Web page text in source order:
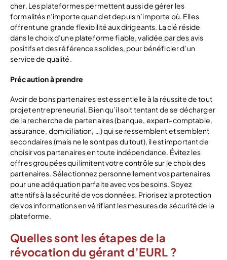
cher. Les plateformes permettent aussi de gérer les
formalités n’importe quand et depuis n’importe où. Elles
offrent une grande flexibilité aux dirigeants. La clé réside
dans le choix d’une plateforme fiable, validée par des avis
positifs et des références solides, pour bénéficier d’un
service de qualité.
Précaution à prendre
Avoir de bons partenaires est essentielle à la réussite de tout
projet entrepreneurial. Bien qu’il soit tentant de se décharger
de la recherche de partenaires (banque, expert-comptable,
assurance, domiciliation, …) qui se ressemblent et semblent
secondaires (mais ne le sont pas du tout), il est important de
choisir vos partenaires en toute indépendance. Évitez les
offres groupées qui limitent votre contrôle sur le choix des
partenaires. Sélectionnez personnellement vos partenaires
pour une adéquation parfaite avec vos besoins. Soyez
attentifs à la sécurité de vos données. Priorisez la protection
de vos informations en vérifiant les mesures de sécurité de la
plateforme.
Quelles sont les étapes de la
révocation du gérant d’EURL ?